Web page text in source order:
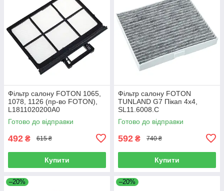
Фільтр салону FOTON 1065,
1078, 1126 (пр-во FOTON),
L1811020200A0
Готово до відправки
492 ₴ 615 ₴
Купити
Фільтр салону FOTON
TUNLAND G7 Пікап 4х4,
SL11.6008.C
Готово до відправки
592 ₴ 740 ₴
Купити
–20% –20%